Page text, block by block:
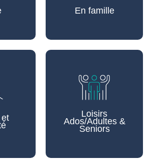
En famille
Loisirs
Ados/Adultes &
Seniors